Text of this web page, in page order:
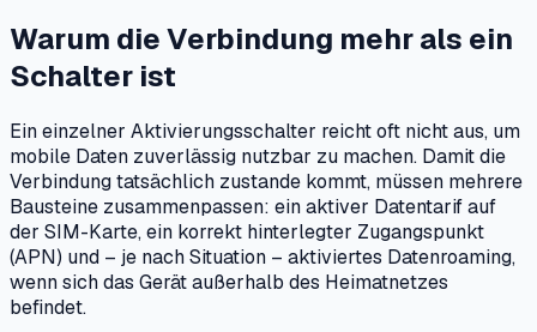
Warum die Verbindung mehr als ein
Schalter ist
Ein einzelner Aktivierungsschalter reicht oft nicht aus, um
mobile Daten zuverlässig nutzbar zu machen. Damit die
Verbindung tatsächlich zustande kommt, müssen mehrere
Bausteine zusammenpassen: ein aktiver Datentarif auf
der SIM-Karte, ein korrekt hinterlegter Zugangspunkt
(APN) und – je nach Situation – aktiviertes Datenroaming,
wenn sich das Gerät außerhalb des Heimatnetzes
befindet.